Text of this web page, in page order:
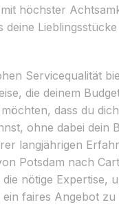
höchster
deine
Servicequalität
die deinem
dass du
ohne dabei dein
langjährigen
Potsdam nach
nötige Expertise,
faires Angebot